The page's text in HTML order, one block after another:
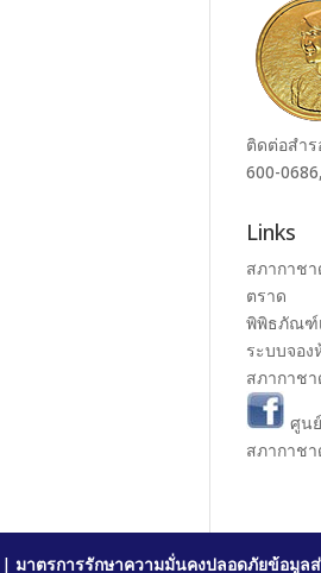
ติดต่อสำร
600-
Links
สภากาชา
ตราด
พิพิธภัณฑ์
ระบบจอ
สภากาช
ศูน
สภากาช
| มาตรการรักษาความมั่นคงปลอดภัยข้อมูล